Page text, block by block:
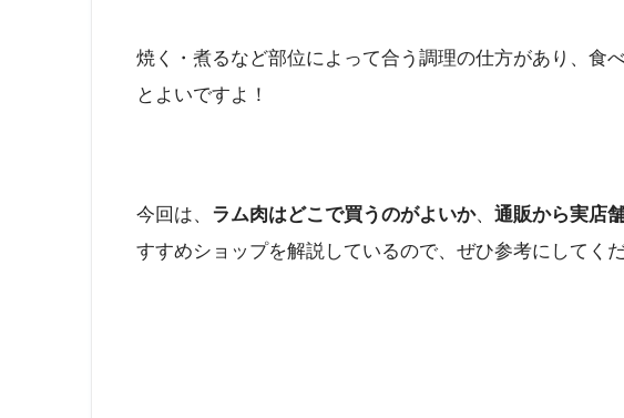
焼く・煮るなど部位によって合う調理の仕方があり、食
とよいですよ！
今回は、 ラム肉はどこで買うのがよいか、 通販から実店
すすめショップを解説しているので、ぜひ参考にしてく